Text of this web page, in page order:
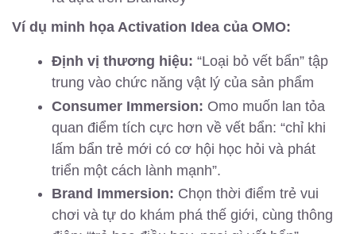
Ví dụ minh họa Activation Idea của OMO:
Định vị thương hiệu: “Loại bỏ vết bẩn” tập
trung vào chức năng vật lý của sản phẩm
Consumer Immersion: Omo muốn lan tỏa
quan điểm tích cực hơn về vết bẩn: “chỉ khi
lấm bẩn trẻ mới có cơ hội học hỏi và phát
triển một cách lành mạnh”.
Brand Immersion: Chọn thời điểm trẻ vui
chơi và tự do khám phá thế giới, cùng thông